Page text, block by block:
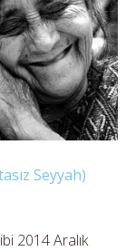
Seyyah)
2014 Aralık